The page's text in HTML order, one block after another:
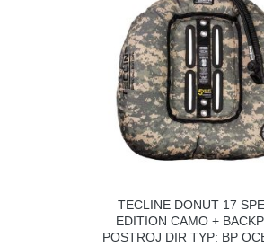
TECLINE DONUT 17
EDITION CAMO +
POSTROJ DIR TYP: BP